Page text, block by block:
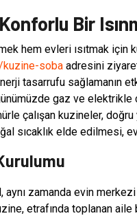
Bir
hem evleri ısıtmak için
soba adresini
tasarrufu sağlamanın
gaz ve elektrikle
çalışan kuzineler,
sıcaklık elde edilmesi,
aynı zamanda evin
etrafında toplanan aile